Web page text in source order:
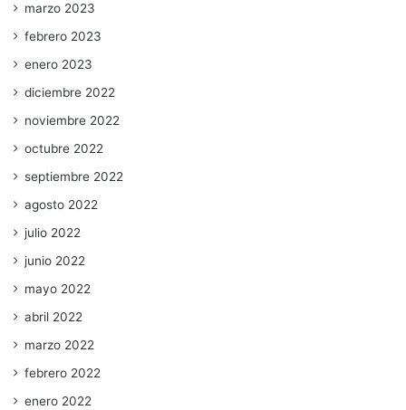
marzo 2023
febrero 2023
enero 2023
diciembre 2022
noviembre 2022
octubre 2022
septiembre 2022
agosto 2022
julio 2022
junio 2022
mayo 2022
abril 2022
marzo 2022
febrero 2022
enero 2022